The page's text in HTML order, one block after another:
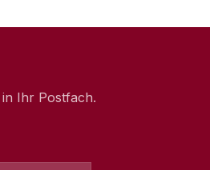
Ihr Postfach.